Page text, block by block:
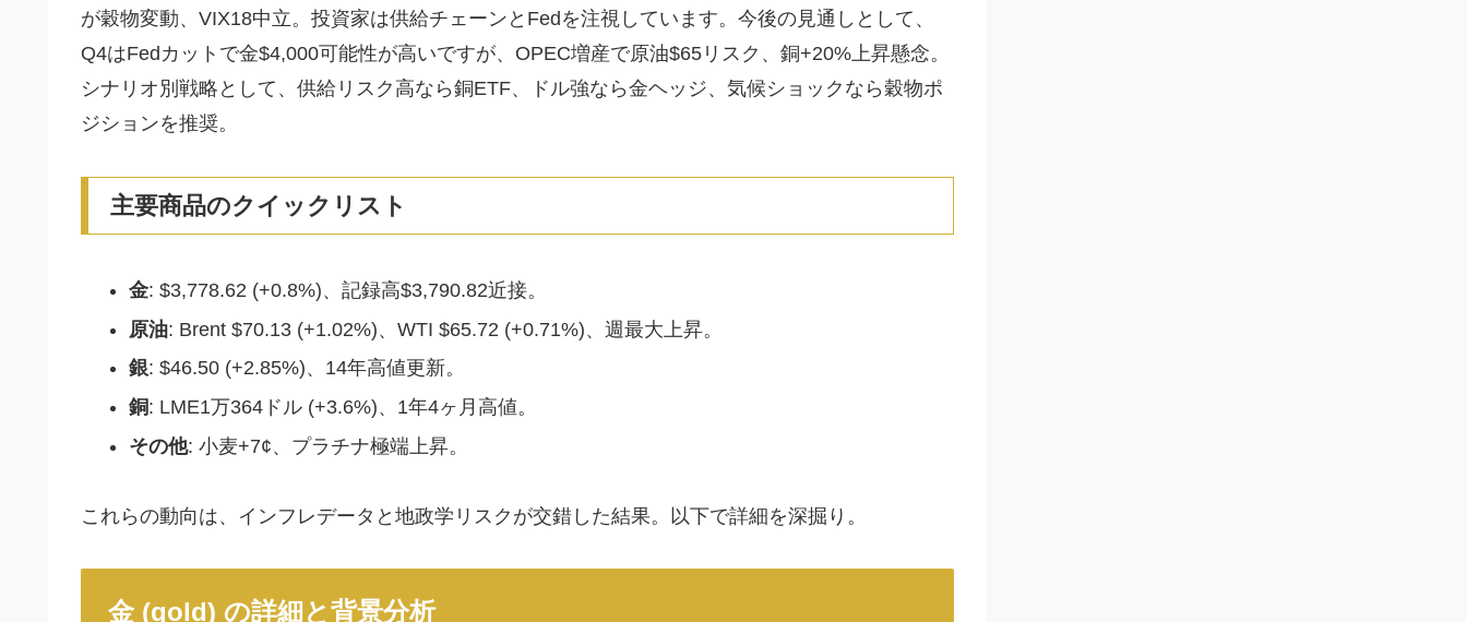
が穀物変動、VIX18中立。投資家は供給チェーンとFedを注視しています。今後の見通しとして、
Q4はFedカットで金$4,000可能性が高いですが、OPEC増産で原油$65リスク、銅+20%上昇懸念。
シナリオ別戦略として、供給リスク高なら銅ETF、ドル強なら金ヘッジ、気候ショックなら穀物ポ
ジションを推奨。
主要商品のクイックリスト
金: $3,778.62 (+0.8%)、記録高$3,790.82近接。
原油: Brent $70.13 (+1.02%)、WTI $65.72 (+0.71%)、週最大上昇。
銀: $46.50 (+2.85%)、14年高値更新。
銅: LME1万364ドル (+3.6%)、1年4ヶ月高値。
その他: 小麦+7¢、プラチナ極端上昇。
これらの動向は、インフレデータと地政学リスクが交錯した結果。以下で詳細を深掘り。
金 (gold) の詳細と背景分析